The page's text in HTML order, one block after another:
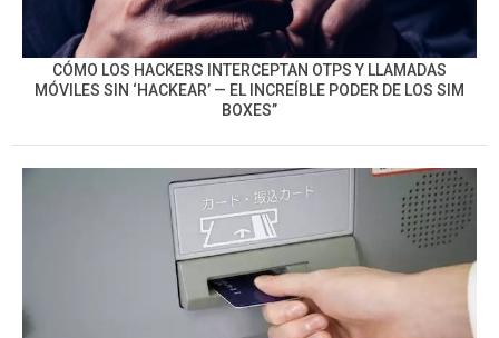
CÓMO LOS HACKERS INTERCEPTAN OTPS Y LLAMADAS
MÓVILES SIN ‘HACKEAR’ — EL INCREÍBLE PODER DE LOS SIM
BOXES”